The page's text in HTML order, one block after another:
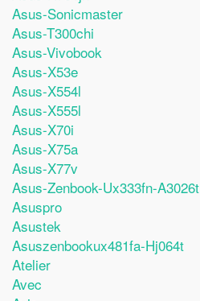
Asus-Sonicmaster
Asus-T300chi
Asus-Vivobook
Asus-X53e
Asus-X554l
Asus-X555l
Asus-X70i
Asus-X75a
Asus-X77v
Asus-Zenbook-Ux333fn-A3026t
Asuspro
Asustek
Asuszenbookux481fa-Hj064t
Atelier
Avec